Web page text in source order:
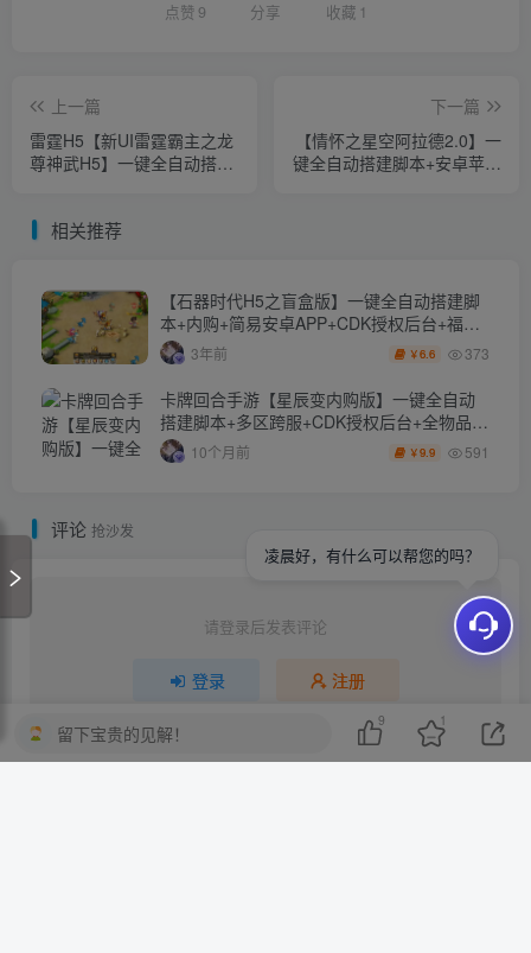
点赞 9 分享 收藏 1
上一篇
雷霆H5【新UI雷霆霸主之龙
尊神武H5】一键全自动搭建
+GM后台+详细搭建教程
下一篇
【情怀之星空阿拉德2.0】一
键全自动搭建脚本+安卓苹果
相关推荐
【石器时代H5之盲盒版】一键全自动搭建脚
本+内购+简易安卓APP+CDK授权后台+福利
后台3年前 ￥6.6 373
卡牌回合手游【星辰变内购版】一键全自动
搭建脚本+多区跨服+CDK授权后台+全物品
ID+安卓苹果双端
10个月前 ￥9.9 591
评论 抢沙发
请登录后发表评论
登录 注册
留下宝贵的见解！
9 1
凌晨好，有什么可以帮您的吗？